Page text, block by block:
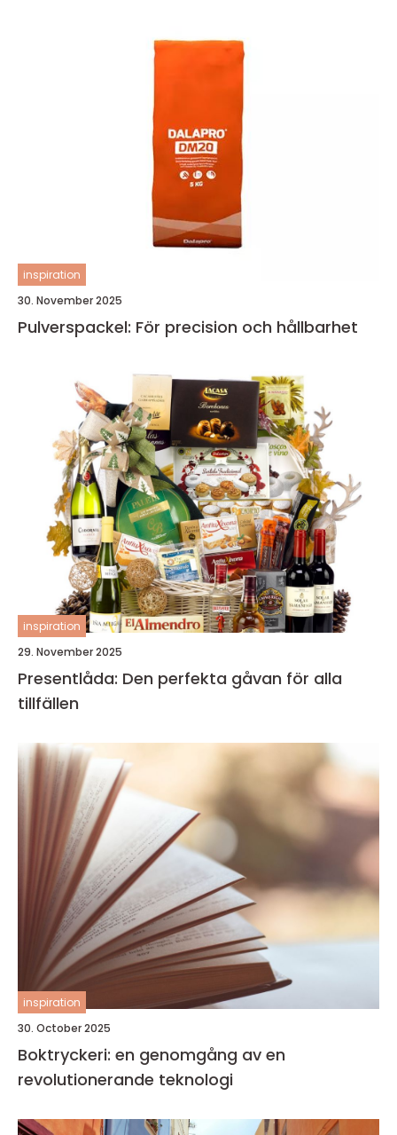
inspiration
30. November 2025
Pulverspackel: För precision och hållbarhet
inspiration
29. November 2025
Presentlåda: Den perfekta gåvan för alla
tillfällen
inspiration
30. October 2025
Boktryckeri: en genomgång av en
revolutionerande teknologi